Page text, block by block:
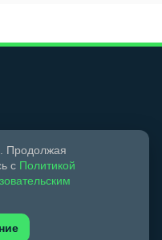
Продолжая
с Политикой